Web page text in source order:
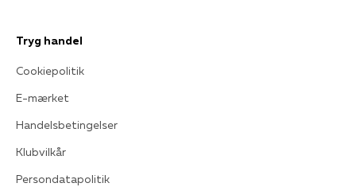
Tryg handel
Cookiepolitik
E-mærket
Handelsbetingelser
Klubvilkår
Persondatapolitik